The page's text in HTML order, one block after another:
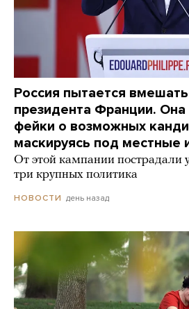
Россия пытается
президента Франции. Она
фейки о возможных
маскируясь под местные
От этой кампании
три крупных политика
НОВОСТИ день назад